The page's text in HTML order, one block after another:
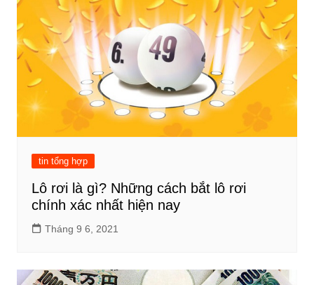
tin tổng hợp
Lô rơi là gì? Những cách bắt lô rơi
chính xác nhất hiện nay
Tháng 9 6, 2021